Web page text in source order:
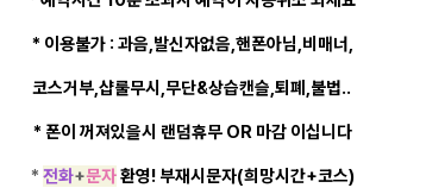
* 이용불가 : 과음,발신자없음,핸폰아님,비매너,
코스거부,샵룰무시,무단&상습캔슬,퇴폐,불법..
* 폰이 꺼져있을시 랜덤휴무 OR 마감 이십니다
* 전화+문자환영! 부재시문자(희망시간+코스)